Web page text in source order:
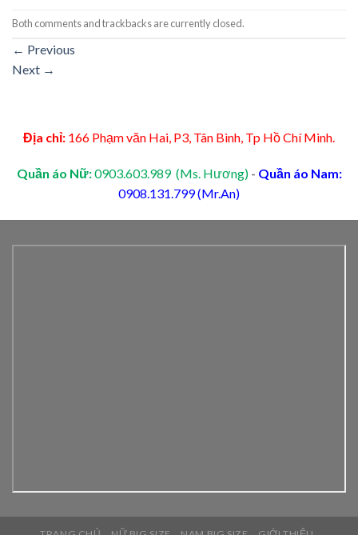
Both comments and trackbacks are currently closed.
← Previous
Next →
Địa chỉ: 166 Phạm văn Hai, P3, Tân Bình, Tp Hồ Chí Minh.
Quần áo Nữ:0903.603.989 (Ms. Hương) - Quần áo Nam:
0908.131.799 (Mr.An)